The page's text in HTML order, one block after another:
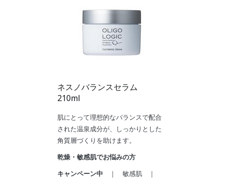
ネスノバランスセラム
210ml
肌にとって理想的なバランスで配合
された温泉成分が、しっかりとした
角質層づくりを助けます。
乾燥・敏感肌でお悩みの方
キャンペーン中 ｜ 敏感肌 ｜